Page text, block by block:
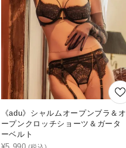
《adu》シャルムオープンブラ＆オ
ープンクロッチショーツ＆ガータ
ーベルト